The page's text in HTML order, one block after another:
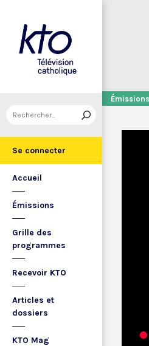
Se connecter
Accueil
Émissions
Grille des
programmes
Recevoir KTO
Articles et
dossiers
KTO Mag
Émissions